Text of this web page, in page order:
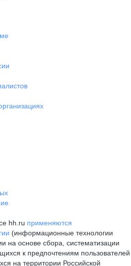
hh.ru применяются
(информационные технологии
на основе сбора, систематизации
к предпочтениям пользователей
на территории Российской